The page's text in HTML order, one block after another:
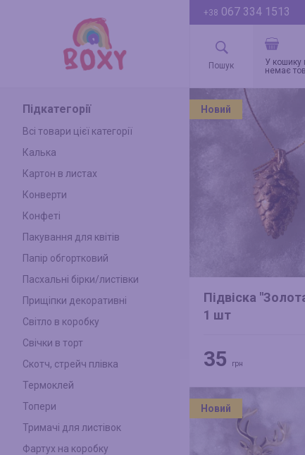
+38 067 334 1513
У кошику
немає
Підкатегорії
Всі товари цієї категорії
Калька
Картон в листах
Конверти
Конфеті
Пакування для квітів
Папір обгортковий
Пасхальні бірки/листівки
Прищіпки декоративні
Світло в коробку
Свічки в торт
Скотч, стрейч плівка
Термоклей
Топери
Тримачі для листівок
Фартух на коробку
Новий
Підвіска
1 шт
35 грн
Новий